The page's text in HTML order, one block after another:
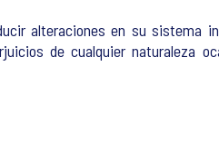
alteraciones en su sistema
de cualquier naturaleza